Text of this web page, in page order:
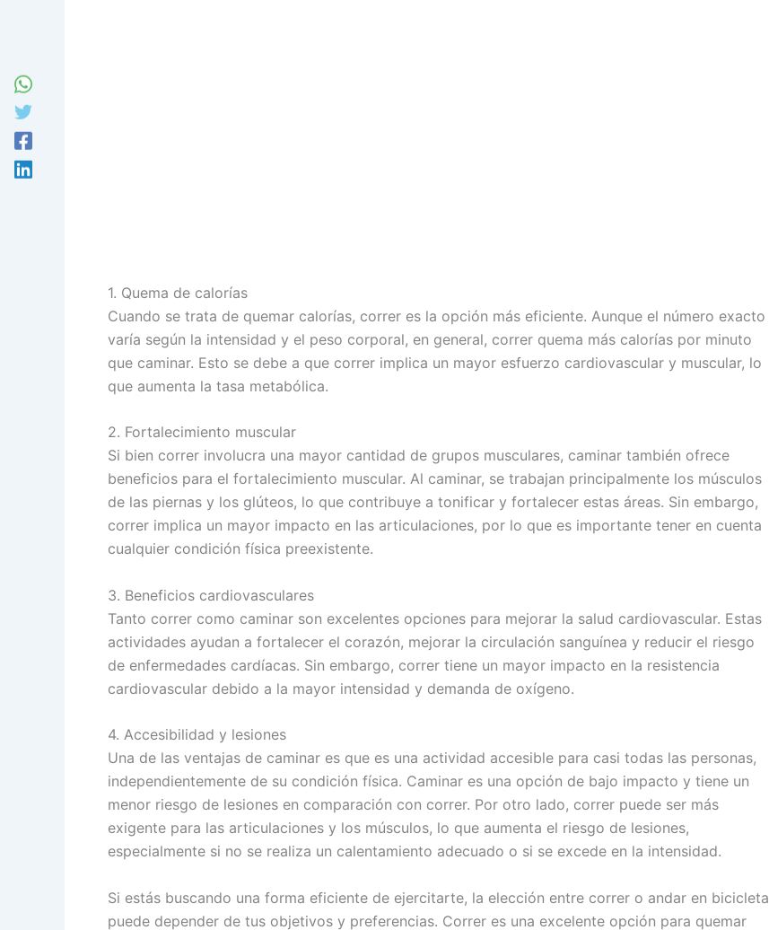
1. Quema de calorías
Cuando se trata de quemar calorías, correr es la opción más eficiente. Aunque el número exacto
varía según la intensidad y el peso corporal, en general, correr quema más calorías por minuto
que caminar. Esto se debe a que correr implica un mayor esfuerzo cardiovascular y muscular, lo
que aumenta la tasa metabólica.
2. Fortalecimiento muscular
Si bien correr involucra una mayor cantidad de grupos musculares, caminar también ofrece
beneficios para el fortalecimiento muscular. Al caminar, se trabajan principalmente los músculos
de las piernas y los glúteos, lo que contribuye a tonificar y fortalecer estas áreas. Sin embargo,
correr implica un mayor impacto en las articulaciones, por lo que es importante tener en cuenta
cualquier condición física preexistente.
3. Beneficios cardiovasculares
Tanto correr como caminar son excelentes opciones para mejorar la salud cardiovascular. Estas
actividades ayudan a fortalecer el corazón, mejorar la circulación sanguínea y reducir el riesgo
de enfermedades cardíacas. Sin embargo, correr tiene un mayor impacto en la resistencia
cardiovascular debido a la mayor intensidad y demanda de oxígeno.
4. Accesibilidad y lesiones
Una de las ventajas de caminar es que es una actividad accesible para casi todas las personas,
independientemente de su condición física. Caminar es una opción de bajo impacto y tiene un
menor riesgo de lesiones en comparación con correr. Por otro lado, correr puede ser más
exigente para las articulaciones y los músculos, lo que aumenta el riesgo de lesiones,
especialmente si no se realiza un calentamiento adecuado o si se excede en la intensidad.
Si estás buscando una forma eficiente de ejercitarte, la elección entre correr o andar en bicicleta
puede depender de tus objetivos y preferencias. Correr es una excelente opción para quemar